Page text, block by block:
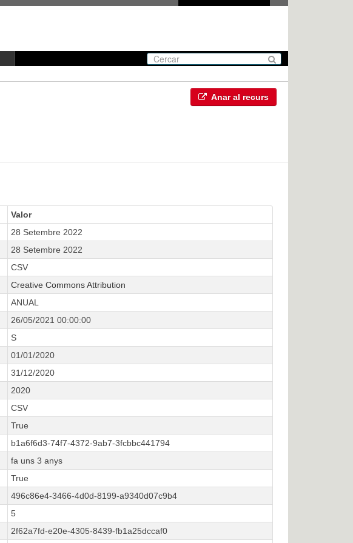
Anar al recurs
Valor
28 Setembre 2022
28 Setembre 2022
CSV
Creative Commons Attribution
ANUAL
26/05/2021 00:00:00
S
01/01/2020
31/12/2020
2020
CSV
True
b1a6f6d3-74f7-4372-9ab7-3fcbbc441794
fa uns 3 anys
True
496c86e4-3466-4d0d-8199-a9340d07c9b4
5
2f62a7fd-e20e-4305-8439-fb1a25dccaf0